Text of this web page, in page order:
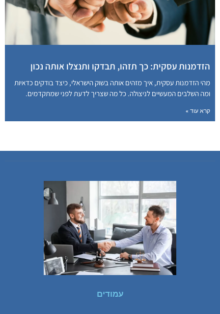
הזדמנות עסקית: כך תזהו, תבדקו ותנצלו אותה נכון
מהי הזדמנות עסקית, איך מזהים אותה בשוק הישראלי, כיצד בודקים כדאיות
ומה השלבים המעשיים לניצולה. כל מה שצריך לדעת לפני שמתקדמים.
קרא עוד »
עמודים